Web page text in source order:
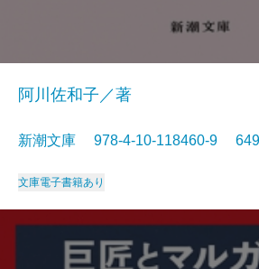
阿川佐和子／著
新潮文庫 978-4-10-118460-9
文庫電子書籍あり